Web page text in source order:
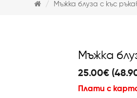
Мъжka блуза с къс
Мъжka
25.00€
Плати с